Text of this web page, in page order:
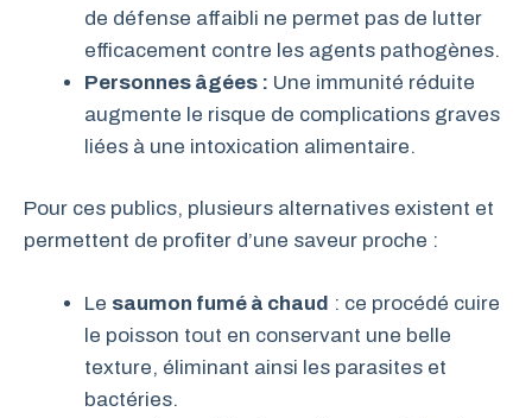
de défense affaibli ne permet pas de lutter
efficacement contre les agents pathogènes.
Personnes âgées : Une immunité réduite
augmente le risque de complications graves
liées à une intoxication alimentaire.
Pour ces publics, plusieurs alternatives existent et
permettent de profiter d’une saveur proche :
Le saumon fumé à chaud : ce procédé cuire
le poisson tout en conservant une belle
texture, éliminant ainsi les parasites et
bactéries.